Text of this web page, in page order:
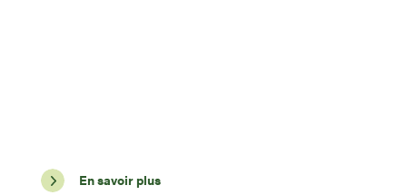
En savoir plus